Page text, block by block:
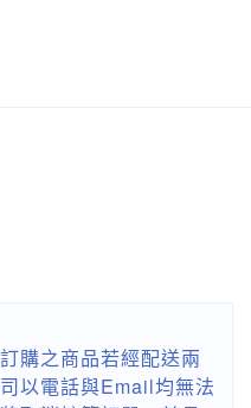
購之商品若經配送兩
以電話與Email均無法